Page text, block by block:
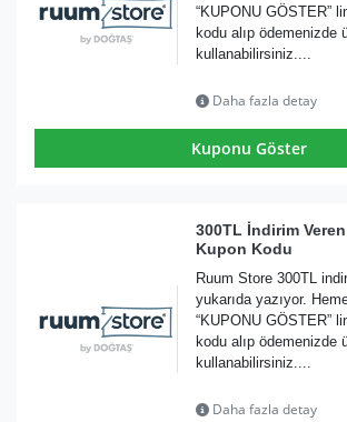
“KUPONU GÖSTER”
kodu alıp ödemenizde
kullanabilirsiniz....
Daha fazla detay
Kuponu Göster
300TL İndirim
Kupon Kodu
Ruum Store 300TL
yukarıda yazıyor.
“KUPONU GÖSTER”
kodu alıp ödemenizde
kullanabilirsiniz....
Daha fazla detay